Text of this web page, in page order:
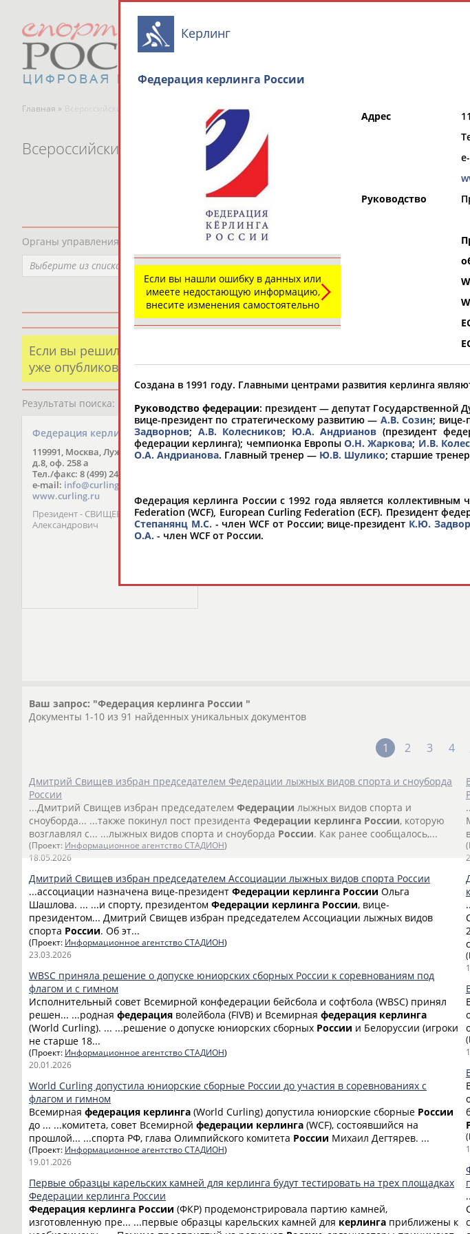
Главная » Всероссийские спортивные организации
Всероссийские спортивные организации
Органы управления, федерации, ВУЗы, Академии и т.п.
Выберите из списка
Выберите из
Если вы решили разместить информацию о хорошо известной вам
уже опубликованных данных и хотите ее исправить, пожалуйста, вы
Результаты поиска: 1 организаций
Федерация керлинга России
119991, Москва, Лужнецкая наб.,
д.8, оф. 258 а
Тел./факс: 8 (499) 248-48-13
e-mail: info@curlingrussia.ru
www.curling.ru
Президент - СВИЩЕВ Дмитрий
Александрович
Ваш запрос: "Федерация керлинга России "
Документы 1-10 из 91 найденных уникальных документов
1 2 3 4
Дмитрий Свищев избран председателем Федерации лыжных видов спорта и сноуборда
России
...Дмитрий Свищев избран председателем Федерации лыжных видов спорта и
сноуборда... ...также покинул пост президента Федерации керлинга России, которую
возглавлял с... ...лыжных видов спорта и сноуборда России. Как ранее сообщалось,...
(Проект: Информационное агентство СТАДИОН)
18.05.2026
Дмитрий Свищев избран председателем Ассоциации лыжных видов спорта России
...ассоциации назначена вице-президент Федерации керлинга России Ольга
Шашлова. ... ...и спорту, президентом Федерации керлинга России, вице-
президентом... Дмитрий Свищев избран председателем Ассоциации лыжных видов
спорта России. Об эт...
(Проект: Информационное агентство СТАДИОН)
23.03.2026
WBSC приняла решение о допуске юниорских сборных России к соревнованиям под
флагом и с гимном
Исполнительный совет Всемирной конфедерации бейсбола и софтбола (WBSC) принял
решен... ...родная федерация волейбола (FIVB) и Всемирная федерация керлинга
(World Curling). ... ...решение о допуске юниорских сборных России и Белоруссии (игроки
не старше 18...
(Проект: Информационное агентство СТАДИОН)
20.01.2026
World Curling допустила юниорские сборные России до участия в соревнованиях с
флагом и гимном
Всемирная федерация керлинга (World Curling) допустила юниорские сборные России
до ... ...комитета, совет Всемирной федерации керлинга (WCF), состоявшийся на
прошлой... ...спорта РФ, глава Олимпийского комитета России Михаил Дегтярев. ...
(Проект: Информационное агентство СТАДИОН)
19.01.2026
Первые образцы карельских камней для керлинга будут тестировать на трех площадках
Федерации керлинга России
Федерация керлинга России (ФКР) продемонстрировала партию камней,
изготовленную пре... ...первые образцы карельских камней для керлинга приближены к
Керлинг
Федерация керлинга России
Если вы нашли ошибку в данных или
имеете недостающую информацию,
внесите изменения самостоятельно
Адрес
Руководство
Создана в 1991 году. Главными центрами развития керлинга
Руководство федерации: президент — депутат Государственной
вице-президент по стратегическому развитию — А.В. Созин; вице-
Задворнов; А.В. Колесников; Ю.А. Андрианов (президент
федерации керлинга); чемпионка ЕвропыО.Н. Жаркова; И.В.
О.А. Андрианова. Главный тренер — Ю.В. Шулико; старшие
Федерация керлинга России с 1992 года является
Federation (WCF), European Curling Federation (ECF). Президент
Степанянц М.С. - член WCF от России; вице-президент К.Ю.
О.А. - член WCF от России.